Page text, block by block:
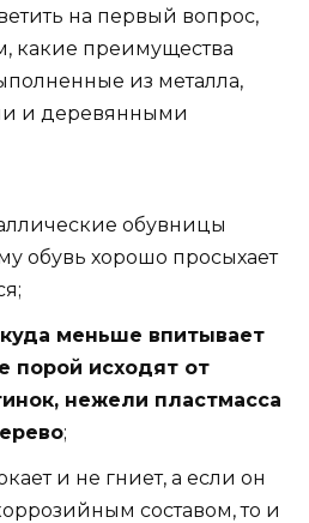
на первый вопрос,
какие преимущества
из металла,
и деревянными
обувницы
обувь хорошо просыхает
меньше впитывает
порой исходят от
нежели пластмасса
;
и не гниет, а если он
составом, то и